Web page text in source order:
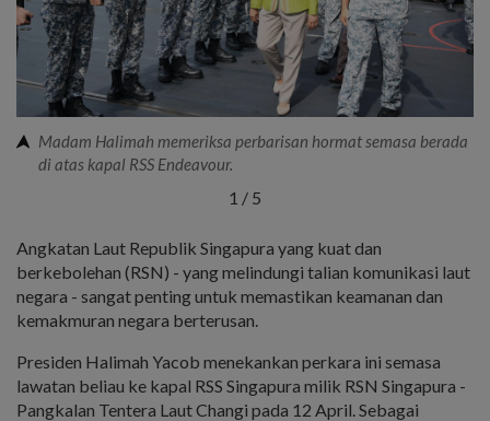
Madam Halimah memeriksa perbarisan hormat semasa berada
di atas kapal RSS Endeavour.
1 / 5
Angkatan Laut Republik Singapura yang kuat dan
berkebolehan (RSN) - yang melindungi talian komunikasi laut
negara - sangat penting untuk memastikan keamanan dan
kemakmuran negara berterusan.
Presiden Halimah Yacob menekankan perkara ini semasa
lawatan beliau ke kapal RSS Singapura milik RSN Singapura -
Pangkalan Tentera Laut Changi pada 12 April. Sebagai